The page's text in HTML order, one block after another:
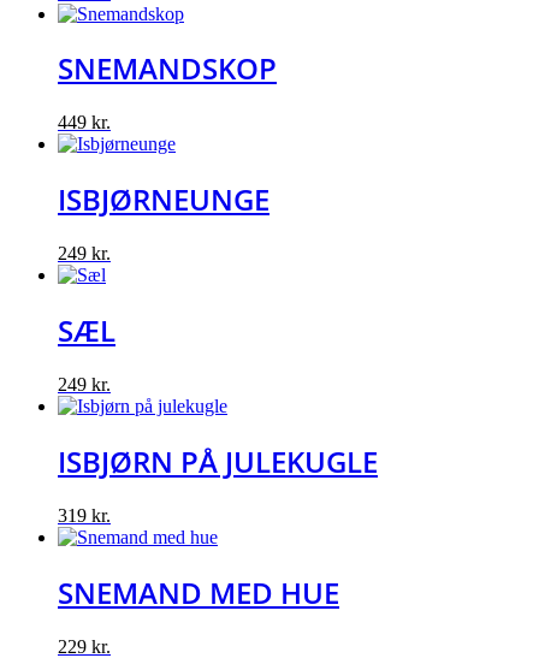
SNEMANDSKOP
449 kr.
ISBJØRNEUNGE
249 kr.
SÆL
249 kr.
ISBJØRN PÅ JULEKUGLE
319 kr.
SNEMAND MED HUE
229 kr.